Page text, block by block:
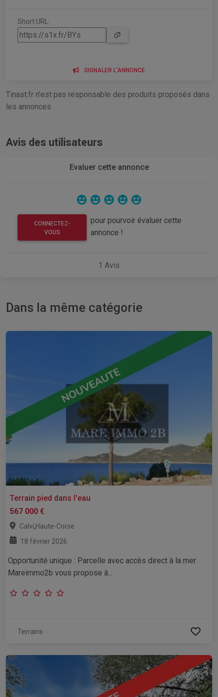
Short URL:
SIGNALER L'ANNONCE
Tinast.fr n'est pas responsable des produits proposés dans
les annonces.
Avis des utilisateurs
Evaluer cette annonce
CONNECTEZ-
VOUS
pour pourvoir évaluer cette
annonce !
1 Avis
Dans la même catégorie
Terrain pied dans l'eau
567 000 €
Calvi,Haute-Corse
18 février 2026
Opportunité unique : Parcelle avec accès direct à la mer
Mareimmo2b vous propose à...
Terrains